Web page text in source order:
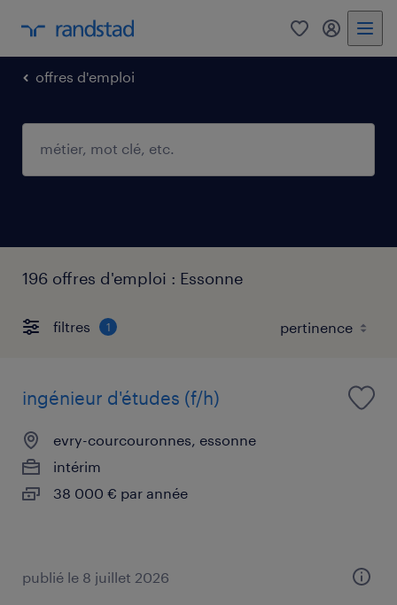
0 mon
offres d'emploi
196 offres d'emploi : Essonne
filtres 1
ingénieur d'études (f/h)
evry-courcouronnes, essonne
intérim
38 000 € par année
publié le 8 juillet 2026